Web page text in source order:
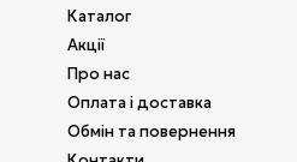
Каталог
Акції
Про нас
Оплата і доставка
Обмін та повернення